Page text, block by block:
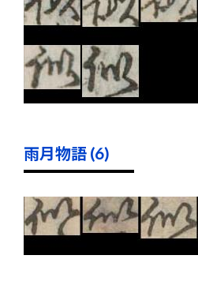
雨月物語 (6)